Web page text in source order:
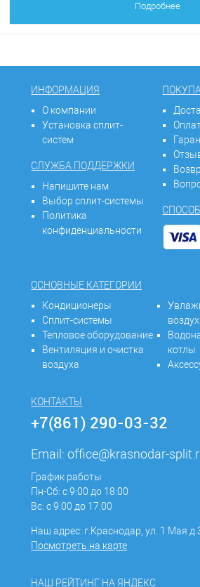
Подробнее
ИНФОРМАЦИЯ
О компании
Установка сплит-
систем
СЛУЖБА ПОДДЕРЖКИ
Напишите нам
Выбор сплит-системы
Политика
конфиденциальности
ОСНОВНЫЕ КАТЕГОРИИ
Кондиционеры
Сплит-системы
Тепловое оборудование
Вентиляция и очистка
воздуха
котлы
КОНТАКТЫ
+7(861) 290-03-32
Email:office@krasnodar-
График работы
Пн-Сб: с 9:00 до 18:00
Вс: с 9:00 до 17:00
Наш адрес: г.Краснодар, ул. 1 Мая
Посмотреть на карте
НАШ РЕЙТИНГ НА ЯНДЕКС